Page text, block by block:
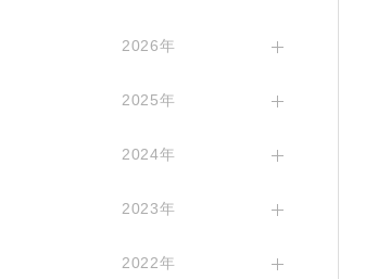
2026年
2025年
2024年
2023年
2022年